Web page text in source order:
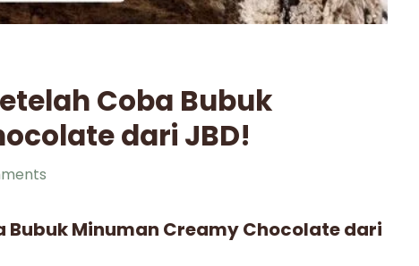
Coba Bubuk
dari JBD!
Bubuk Minuman Creamy Chocolate dari